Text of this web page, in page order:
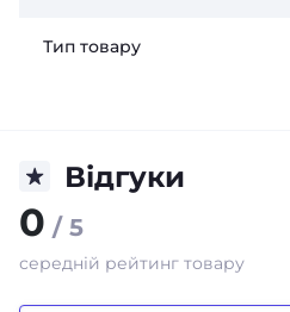
Тип товару
Відгуки
0 / 5
середній рейтинг товару